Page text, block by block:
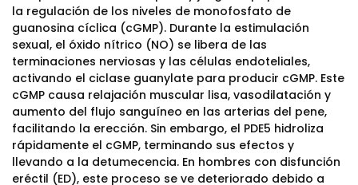
la regulación de los niveles de monofosfato de
guanosina cíclica (cGMP). Durante la estimulación
sexual, el óxido nítrico (NO) se libera de las
terminaciones nerviosas y las células endoteliales,
activando el ciclase guanylate para producir cGMP. Este
cGMP causa relajación muscular lisa, vasodilatación y
aumento del flujo sanguíneo en las arterias del pene,
facilitando la erección. Sin embargo, el PDE5 hidroliza
rápidamente el cGMP, terminando sus efectos y
llevando a la detumecencia. En hombres con disfunción
eréctil (ED), este proceso se ve deteriorado debido a